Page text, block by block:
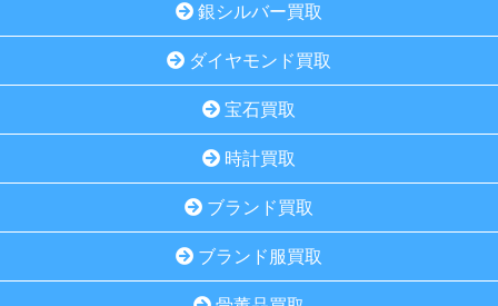
銀シルバー買取
ダイヤモンド買取
宝石買取
時計買取
ブランド買取
ブランド服買取